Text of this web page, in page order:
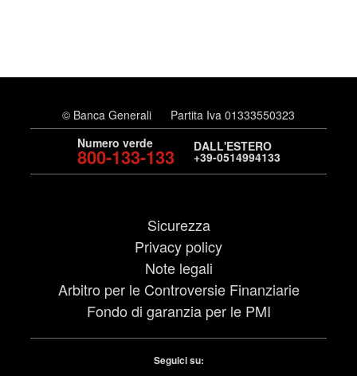
© Banca Generali
Partita Iva 01333550323
Numero verde
800-133-133 DALL'ESTERO
+39-0514994133
Sicurezza
Privacy policy
Note legali
Arbitro per le Controversie Finanziarie
Fondo di garanzia per le PMI
Seguici su: